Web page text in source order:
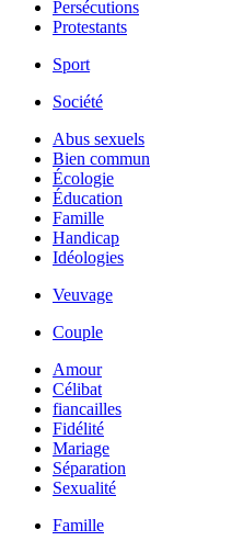
Persécutions
Protestants
Sport
Société
Abus sexuels
Bien commun
Écologie
Éducation
Famille
Handicap
Idéologies
Veuvage
Couple
Amour
Célibat
fiancailles
Fidélité
Mariage
Séparation
Sexualité
Famille